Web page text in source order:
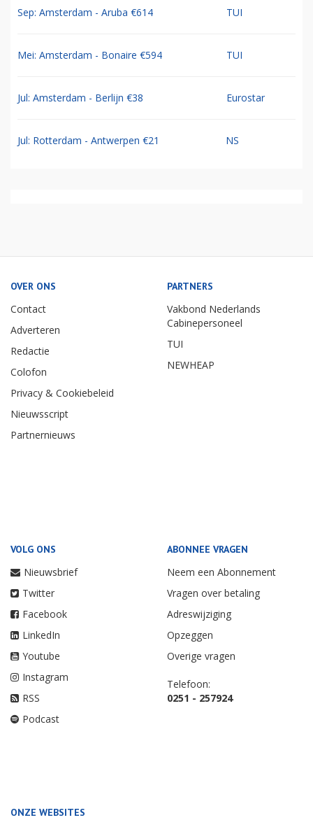
Sep: Amsterdam - Aruba €614 TUI
Mei: Amsterdam - Bonaire €594 TUI
Jul: Amsterdam - Berlijn €38 Eurostar
Jul: Rotterdam - Antwerpen €21 NS
OVER ONS
Contact
Adverteren
Redactie
Colofon
Privacy & Cookiebeleid
Nieuwsscript
Partnernieuws
PARTNERS
Vakbond Nederlands
Cabinepersoneel
TUI
NEWHEAP
VOLG ONS
Nieuwsbrief
Twitter
Facebook
LinkedIn
Youtube
Instagram
RSS
Podcast
ABONNEE VRAGEN
Neem een Abonnement
Vragen over betaling
Adreswijziging
Opzeggen
Overige vragen
Telefoon:
0251 - 257924
ONZE WEBSITES